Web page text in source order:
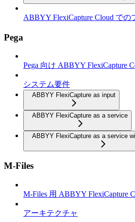
ABBYY FlexiCapture Cloud で
Pega
Pega 向け ABBYY FlexiCapture
システム要件
ABBYY FlexiCapture as input
ABBYY FlexiCapture as a service
ABBYY FlexiCapture as a service
M-Files
M-Files 用 ABBYY FlexiCapture
アーキテクチャ